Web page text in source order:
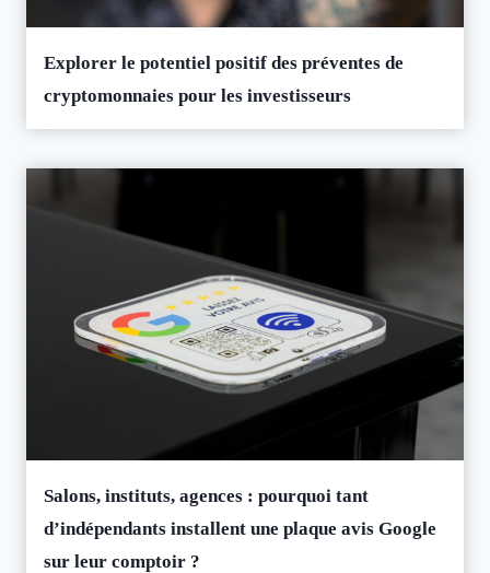
Explorer le potentiel positif des préventes de
cryptomonnaies pour les investisseurs
Salons, instituts, agences : pourquoi tant
d’indépendants installent une plaque avis Google
sur leur comptoir ?